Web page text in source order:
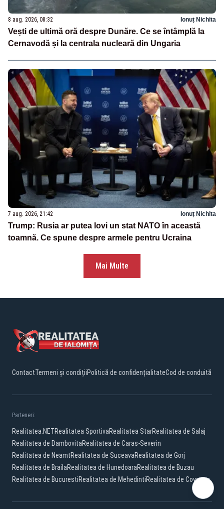
8 aug. 2026, 08:32 Ionuț Nichita
Vești de ultimă oră despre Dunăre. Ce se întâmplă la
Cernavodă și la centrala nucleară din Ungaria
7 aug. 2026, 21:42 Ionuț Nichita
Trump: Rusia ar putea lovi un stat NATO în această
toamnă. Ce spune despre armele pentru Ucraina
Mai Multe
ContactTermeni și condițiiPolitică de confidențialitateCod de conduită
Parteneri:
Realitatea.NETRealitatea SportivaRealitatea StarRealitatea de Salaj
Realitatea de DambovitaRealitatea de Caras-Severin
Realitatea de NeamtRealitatea de SuceavaRealitatea de Gorj
Realitatea de BrailaRealitatea de HunedoaraRealitatea de Buzau
Realitatea de BucurestiRealitatea de MehedintiRealitatea de Covasna